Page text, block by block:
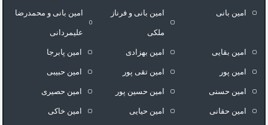
امین بانی امین بانی و فرناز
ملکی
امین بانی و محمدرضا
علیمردانی
امین بقایی امین بهزادی امین پابرجا
امین پور امین تقی پور امین حبیبی
امین حسنی امین حسین پور امین حصیری
امین حقانی امین حیایی امین خاکی